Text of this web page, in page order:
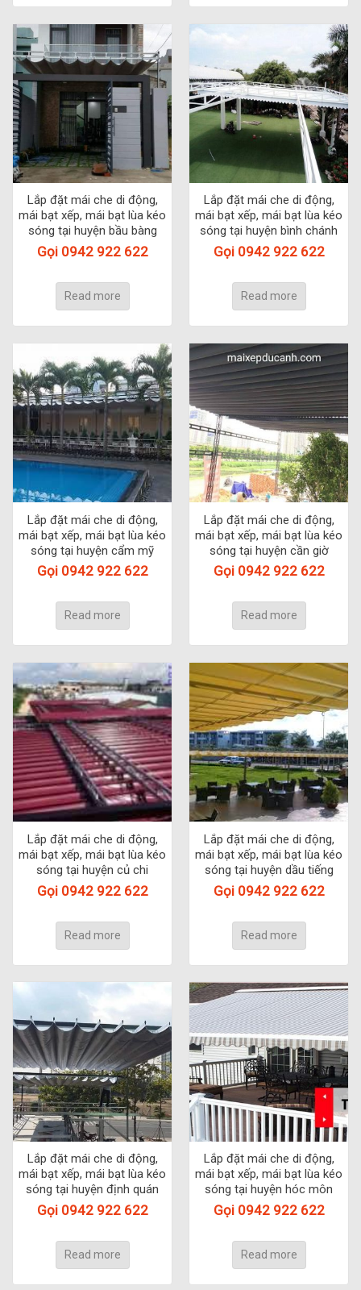
Lắp đặt mái che di động,
mái bạt xếp, mái bạt lùa kéo
sóng tại huyện bầu bàng
Gọi 0942 922 622
Read more
Lắp đặt mái che di động,
mái bạt xếp, mái bạt lùa kéo
sóng tại huyện bình chánh
Gọi 0942 922 622
Read more
Lắp đặt mái che di động,
mái bạt xếp, mái bạt lùa kéo
sóng tại huyện cẩm mỹ
Gọi 0942 922 622
Read more
Lắp đặt mái che di động,
mái bạt xếp, mái bạt lùa kéo
sóng tại huyện cần giờ
Gọi 0942 922 622
Read more
Lắp đặt mái che di động,
mái bạt xếp, mái bạt lùa kéo
sóng tại huyện củ chi
Gọi 0942 922 622
Read more
Lắp đặt mái che di động,
mái bạt xếp, mái bạt lùa kéo
sóng tại huyện dầu tiếng
Gọi 0942 922 622
Read more
Lắp đặt mái che di động,
mái bạt xếp, mái bạt lùa kéo
sóng tại huyện định quán
Gọi 0942 922 622
Read more
Lắp đặt mái che di động,
mái bạt xếp, mái bạt lùa kéo
sóng tại huyện hóc môn
Gọi 0942 922 622
Read more